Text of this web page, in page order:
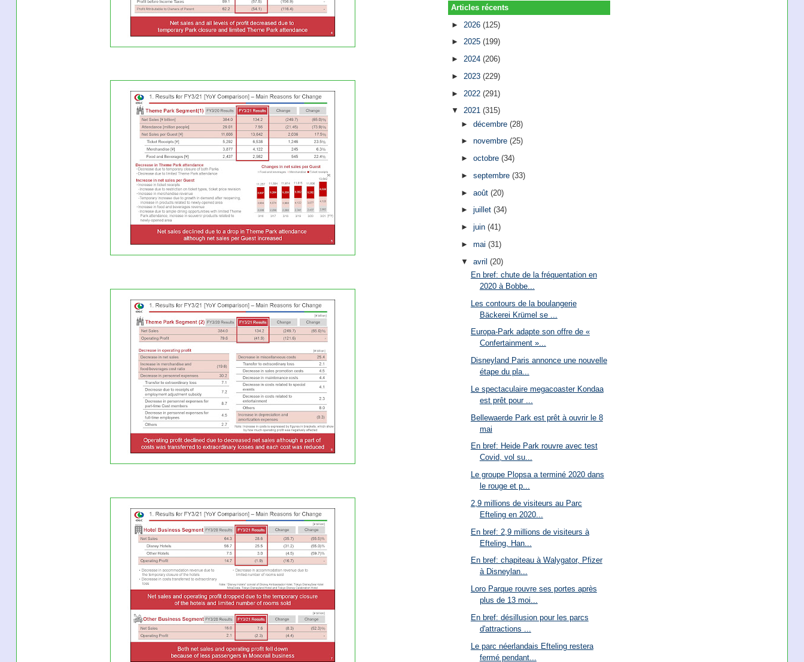
Articles récents
► 2026(125)
►2025(199)
►2024(206)
► 2023(229)
► 2022(291)
▼2021(315)
► décembre (28)
► novembre (25)
► octobre (34)
► septembre (33)
► août (20)
► juillet (34)
► juin (41)
► mai (31)
▼ avril (20)
En bref: chute de la fréquentation en
2020 à Bobbe...
Les contours de la boulangerie
Bäckerei Krümel se ...
Europa-Park adapte son offre de «
Confertainment »...
Disneyland Paris annonce une nouvelle
étape du pla...
Le spectaculaire megacoaster Kondaa
est prêt pour ...
Bellewaerde Park est prêt à ouvrir le 8
mai
En bref: Heide Park rouvre avec test
Covid, vol su...
Le groupe Plopsa a terminé 2020 dans
le rouge et p...
2,9 millions de visiteurs au Parc
Efteling en 2020...
En bref: 2,9 millions de visiteurs à
Efteling, Han...
En bref: chapiteau à Walygator, Pfizer
à Disneylan...
Loro Parque rouvre ses portes après
plus de 13 moi...
En bref: désillusion pour les parcs
d'attractions ...
Le parc néerlandais Efteling restera
fermé pendant...